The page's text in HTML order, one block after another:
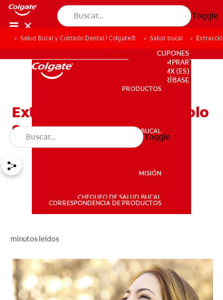
Toggle
PRODUCTOS
SALUD BUCAL
PARA PROFESIONALES
PARA PROFESIONALES
CUPONES
DONDE COMPRAR
MX (ES)
SUSCRÍBASE
PRODUCTOS
SALUD BUCAL
MISIÓN
CHEQUEO DE SALUD BUCAL
CORRESPONDENCIA DE PRODUCTOS
Toggle
Salud Bucal y Cuidado Dental | Colgate® Salud bucal
Extracción Dental Y Alvéolo
Seco
minutos leídos